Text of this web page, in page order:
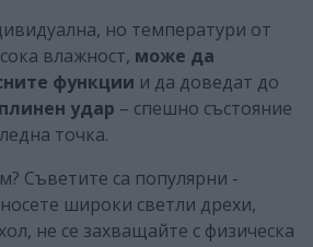
но температури от
влажност, може да
функции и да доведат до
удар – спешно състояние
точка.
Съветите са популярни -
широки светли дрехи,
не се захващайте с физическа